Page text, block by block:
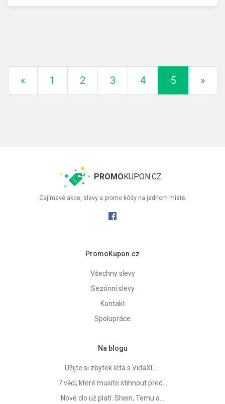
«Předchozí
1 2 3 4 5 »
PROMOKUPON.CZ
Zajímavé akce, slevy a promo kódy na jednom místě.
PromoKupon.cz
Všechny slevy
Sezónní slevy
Kontakt
Spolupráce
Na blogu
Užijte si zbytek léta s VidaXL:…
7 věcí, které musíte stihnout před…
Nové clo už platí. Shein, Temu a…